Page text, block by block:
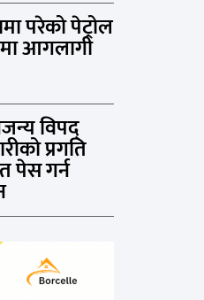
परेको पेट्रोल
आगलागी
विपद्
प्रगति
पेस गर्न